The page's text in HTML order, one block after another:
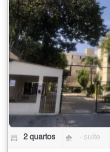
2 quartos - suíte